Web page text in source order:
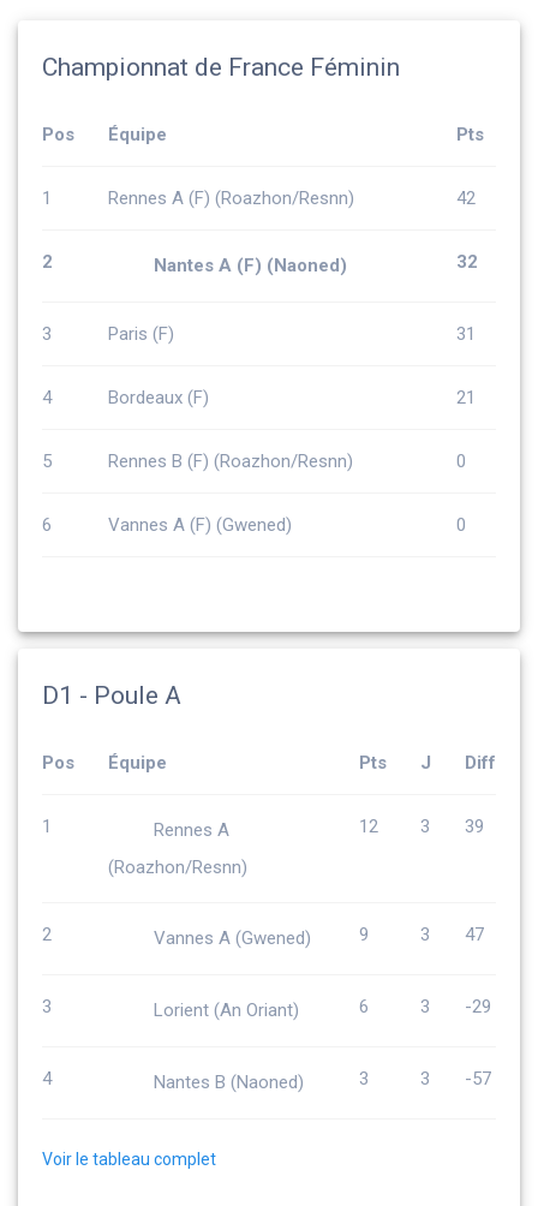
Championnat de France Féminin
Pos Équipe Pts
1 Rennes A (F) (Roazhon/Resnn) 42
2 Nantes A (F) (Naoned) 32
3 Paris (F) 31
4 Bordeaux (F) 21
5 Rennes B (F) (Roazhon/Resnn) 0
6 Vannes A (F) (Gwened) 0
D1 - Poule A
Pos Équipe Pts J Diff
1
Rennes A
(Roazhon/Resnn)
12 3 39
2 Vannes A (Gwened) 9 3 47
3 Lorient (An Oriant) 6 3 -29
4 Nantes B (Naoned) 3 3 -57
Voir le tableau complet